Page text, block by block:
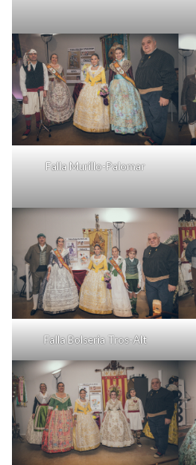
Falla Murillo-Palomar
Falla Bolseria Tros-Alt